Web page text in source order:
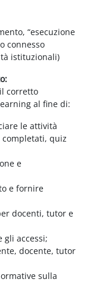
“esecuzione
connesso
istituzionali)
corretto
al fine di:
le attività
completati, quiz
e
e fornire
docenti, tutor e
gli accessi;
docente, tutor
sulla